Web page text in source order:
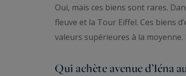
Oui, mais ces biens sont rares.
fleuve et la Tour Eiffel. Ces biens
valeurs supérieures à la
Qui achète avenue d’Iéna